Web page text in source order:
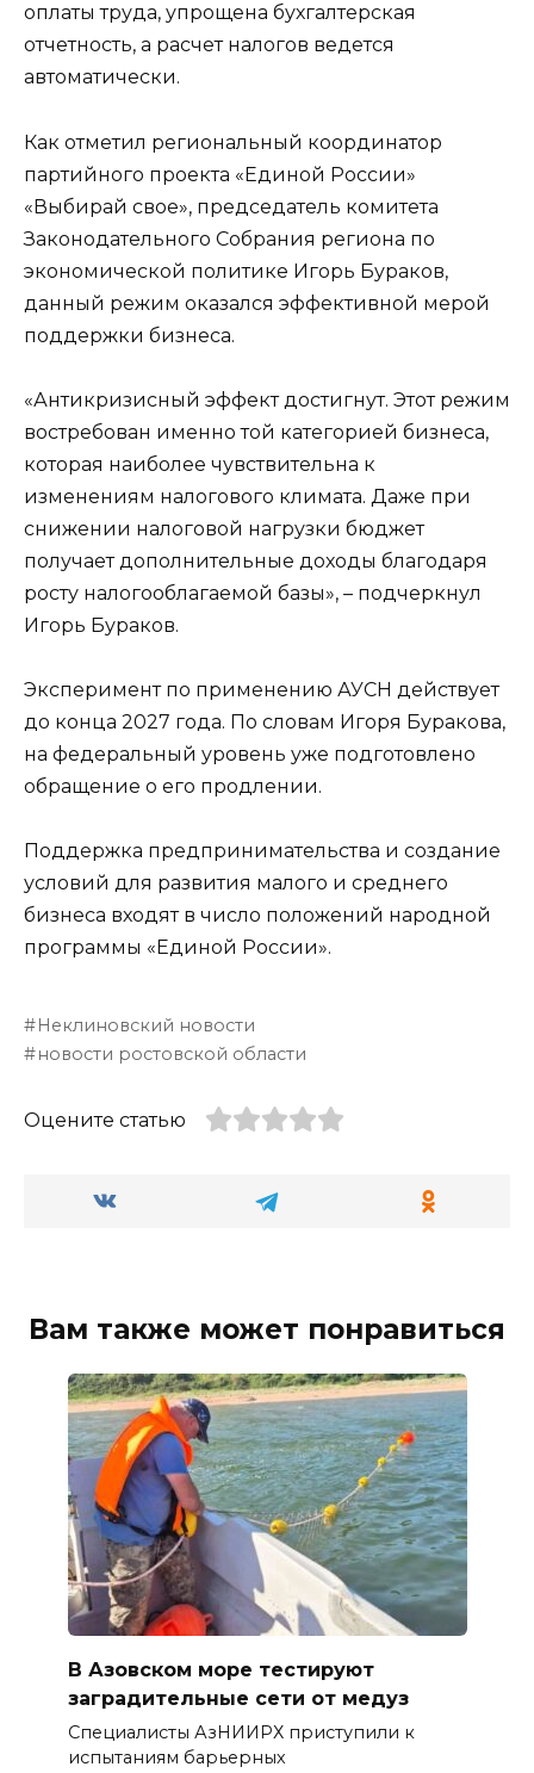
оплаты труда, упрощена бухгалтерская
отчетность, а расчет налогов ведется
автоматически.
Как отметил региональный координатор
партийного проекта «Единой России»
«Выбирай свое», председатель комитета
Законодательного Собрания региона по
экономической политике Игорь Бураков,
данный режим оказался эффективной мерой
поддержки бизнеса.
«Антикризисный эффект достигнут. Этот режим
востребован именно той категорией бизнеса,
которая наиболее чувствительна к
изменениям налогового климата. Даже при
снижении налоговой нагрузки бюджет
получает дополнительные доходы благодаря
росту налогооблагаемой базы», – подчеркнул
Игорь Бураков.
Эксперимент по применению АУСН действует
до конца 2027 года. По словам Игоря Буракова,
на федеральный уровень уже подготовлено
обращение о его продлении.
Поддержка предпринимательства и создание
условий для развития малого и среднего
бизнеса входят в число положений народной
программы «Единой России».
Неклиновский новости
новости ростовской области
Оцените статью
Вам также может понравиться
В Азовском море тестируют
заградительные сети от медуз
Специалисты АзНИИРХ приступили к
испытаниям барьерных